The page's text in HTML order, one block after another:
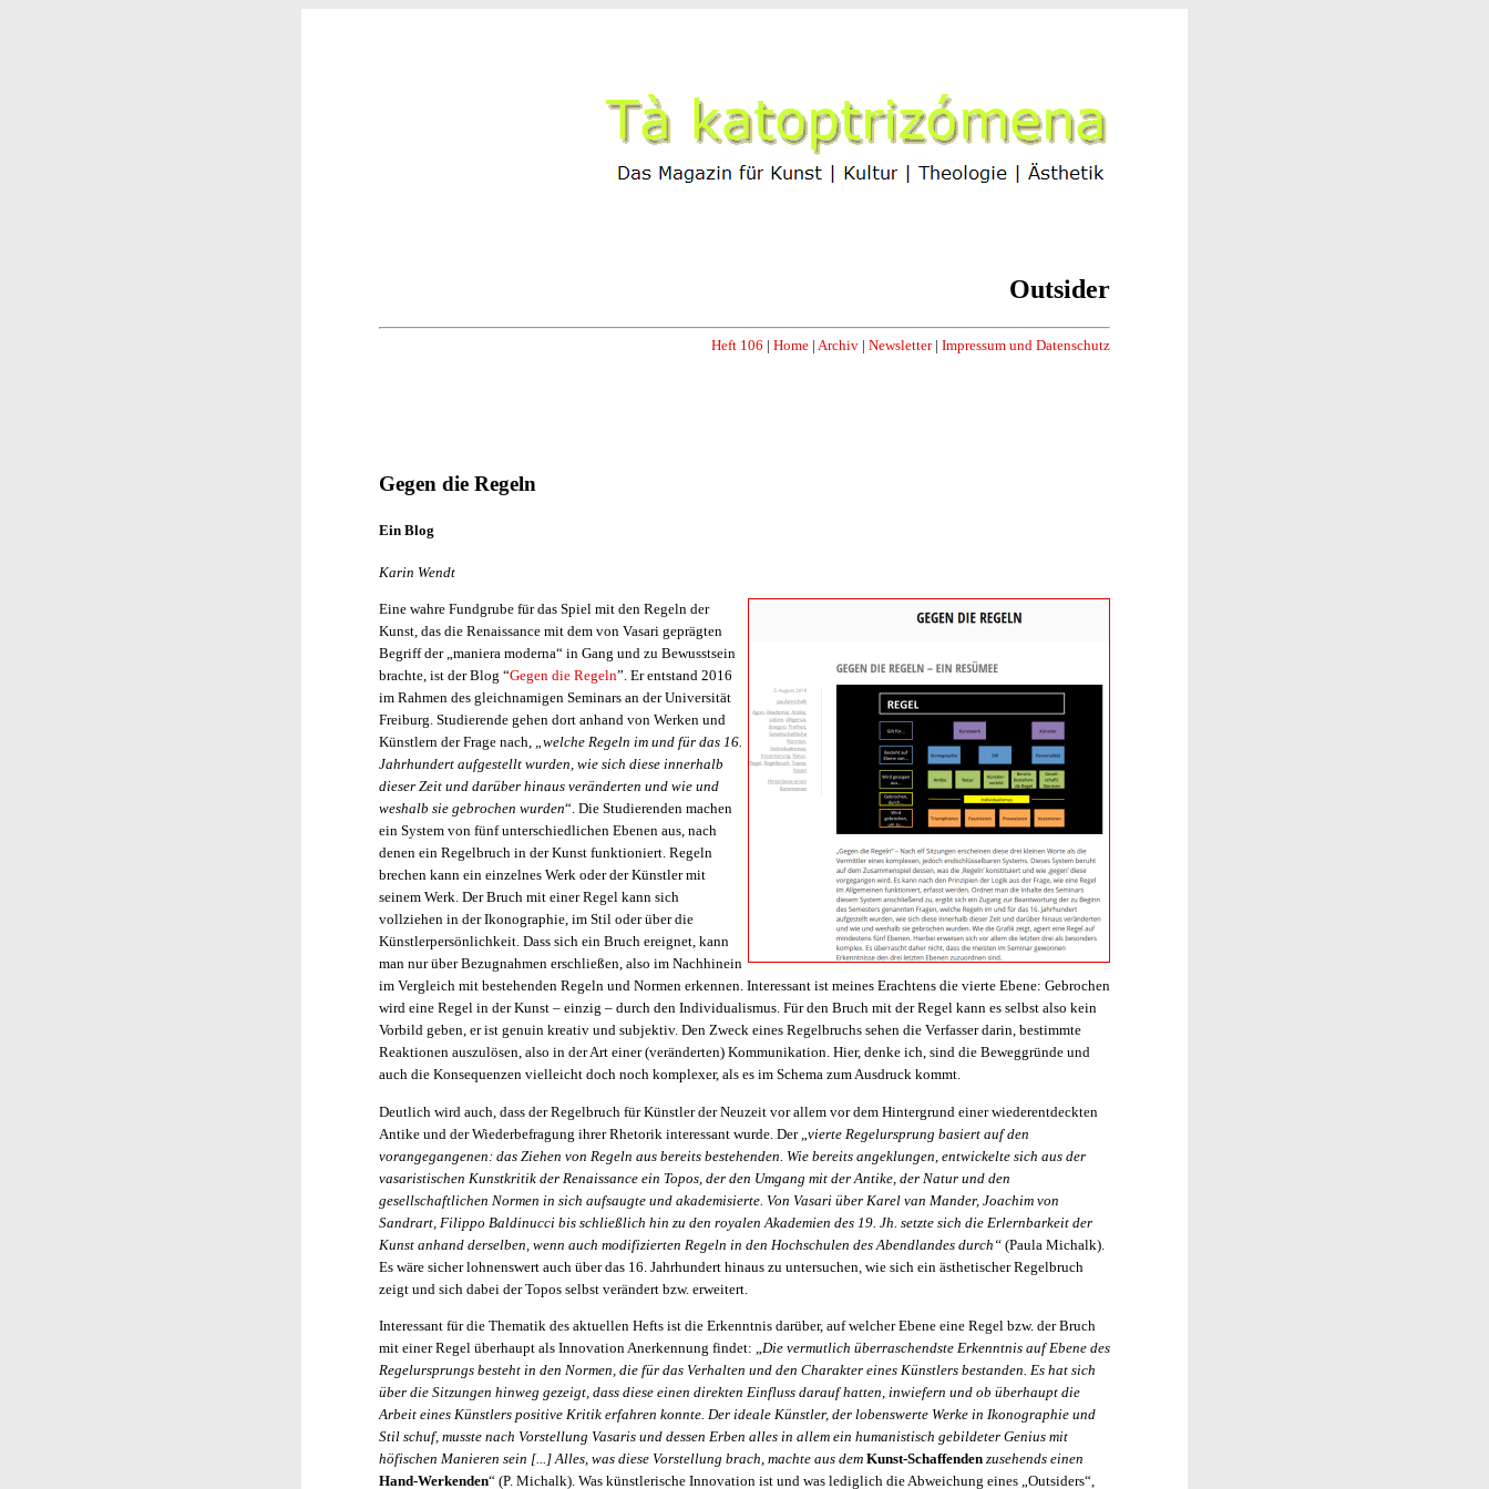
Outsider
Heft 106 | Home | Archiv | Newsletter| Impressum und Datenschutz
Gegen die Regeln
Ein Blog
Karin Wendt
Eine wahre Fundgrube für das Spiel mit den Regeln der
Kunst, das die Renaissance mit dem von Vasari geprägten
Begriff der „maniera moderna“ in Gang und zu Bewusstsein
brachte, ist der Blog “Gegen die Regeln”. Er entstand 2016
im Rahmen des gleichnamigen Seminars an der Universität
Freiburg. Studierende gehen dort anhand von Werken und
Künstlern der Frage nach, „welche Regeln im und für das 16.
Jahrhundert aufgestellt wurden, wie sich diese innerhalb
dieser Zeit und darüber hinaus veränderten und wie und
weshalb sie gebrochen wurden“. Die Studierenden machen
ein System von fünf unterschiedlichen Ebenen aus, nach
denen ein Regelbruch in der Kunst funktioniert. Regeln
brechen kann ein einzelnes Werk oder der Künstler mit
seinem Werk. Der Bruch mit einer Regel kann sich
vollziehen in der Ikonographie, im Stil oder über die
Künstlerpersönlichkeit. Dass sich ein Bruch ereignet, kann
man nur über Bezugnahmen erschließen, also im Nachhinein
im Vergleich mit bestehenden Regeln und Normen erkennen. Interessant ist meines Erachtens die vierte Ebene: Gebrochen
wird eine Regel in der Kunst – einzig – durch den Individualismus. Für den Bruch mit der Regel kann es selbst also kein
Vorbild geben, er ist genuin kreativ und subjektiv. Den Zweck eines Regelbruchs sehen die Verfasser darin, bestimmte
Reaktionen auszulösen, also in der Art einer (veränderten) Kommunikation. Hier, denke ich, sind die Beweggründe und
auch die Konsequenzen vielleicht doch noch komplexer, als es im Schema zum Ausdruck kommt.
Deutlich wird auch, dass der Regelbruch für Künstler der Neuzeit vor allem vor dem Hintergrund einer wiederentdeckten
Antike und der Wiederbefragung ihrer Rhetorik interessant wurde. Der „ vierte Regelursprung basiert auf den
vorangegangenen: das Ziehen von Regeln aus bereits bestehenden. Wie bereits angeklungen, entwickelte sich aus der
vasaristischen Kunstkritik der Renaissance ein Topos, der den Umgang mit der Antike, der Natur und den
gesellschaftlichen Normen in sich aufsaugte und akademisierte. Von Vasari über Karel van Mander, Joachim von
Sandrart, Filippo Baldinucci bis schließlich hin zu den royalen Akademien des 19. Jh. setzte sich die Erlernbarkeit der
Kunst anhand derselben, wenn auch modifizierten Regeln in den Hochschulen des Abendlandes durch“ (Paula Michalk).
Es wäre sicher lohnenswert auch über das 16. Jahrhundert hinaus zu untersuchen, wie sich ein ästhetischer Regelbruch
zeigt und sich dabei der Topos selbst verändert bzw. erweitert.
Interessant für die Thematik des aktuellen Hefts ist die Erkenntnis darüber, auf welcher Ebene eine Regel bzw. der Bruch
mit einer Regel überhaupt als Innovation Anerkennung findet: „ Die vermutlich überraschendste Erkenntnis auf Ebene des
Regelursprungs besteht in den Normen, die für das Verhalten und den Charakter eines Künstlers bestanden. Es hat sich
über die Sitzungen hinweg gezeigt, dass diese einen direkten Einfluss darauf hatten, inwiefern und ob überhaupt die
Arbeit eines Künstlers positive Kritik erfahren konnte. Der ideale Künstler, der lobenswerte Werke in Ikonographie und
Stil schuf, musste nach Vorstellung Vasaris und dessen Erben alles in allem ein humanistisch gebildeter Genius mit
höfischen Manieren sein [...] Alles, was diese Vorstellung brach, machte aus dem Kunst-Schaffenden zusehends einen
Hand-Werkenden“ (P. Michalk). Was künstlerische Innovation ist und was lediglich die Abweichung eines „Outsiders“,